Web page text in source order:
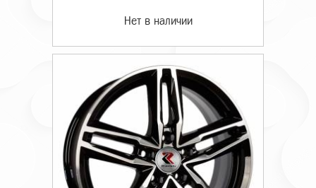
Нет в наличии